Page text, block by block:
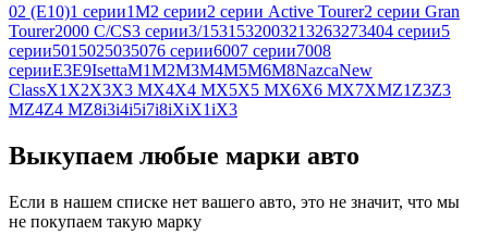
02 (E10)1 серии1M2 серии2 серии Active Tourer2 серии Gran
Tourer2000 C/CS3 серии3/1531532003213263273404 серии5
серии501 5025035076 серии6007 серии7008
серииE3E9IsettaM1M2M3M4M5M6M8NazcaNew
ClassX1 X2X3X3 MX4X4 MX5X5 MX6X6 MX7XMZ1 Z3Z3
MZ4Z4 MZ8i3i4i5i7i8iXiX1iX3
Выкупаем любые марки авто
Если в нашем списке нет вашего авто, это не значит, что мы
не покупаем такую марку